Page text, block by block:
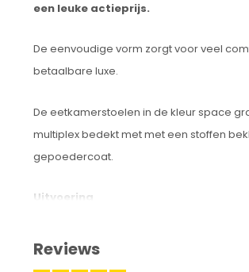
een leuke actieprijs.
De eenvoudige vorm zorgt voor veel
betaalbare luxe.
De eetkamerstoelen in de kleur space
multiplex bedekt met met een stoffen
gepoedercoat.
Uitvoering
Type eetkamerstoel: Eetkamerstoel
Eetkamerstoel: Gestoffeerd
Reviews